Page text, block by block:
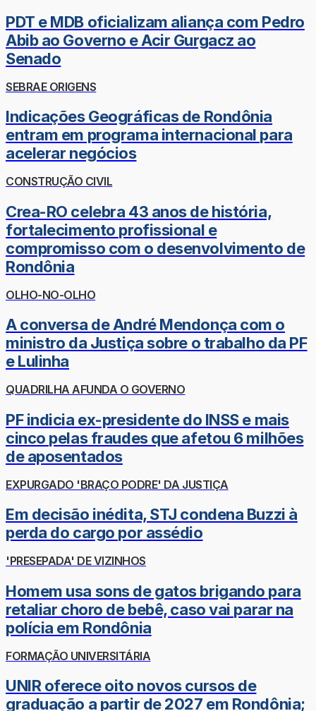
PDT e MDB oficializam aliança com Pedro
Abib ao Governo e Acir Gurgacz ao
Senado
SEBRAE ORIGENS
Indicações Geográficas de Rondônia
entram em programa internacional para
acelerar negócios
CONSTRUÇÃO CIVIL
Crea-RO celebra 43 anos de história,
fortalecimento profissional e
compromisso com o desenvolvimento de
Rondônia
OLHO-NO-OLHO
A conversa de André Mendonça com o
ministro da Justiça sobre o trabalho da PF
e Lulinha
QUADRILHA AFUNDA O GOVERNO
PF indicia ex-presidente do INSS e mais
cinco pelas fraudes que afetou 6 milhões
de aposentados
EXPURGADO 'BRAÇO PODRE' DA JUSTIÇA
Em decisão inédita, STJ condena Buzzi à
perda do cargo por assédio
'PRESEPADA' DE VIZINHOS
Homem usa sons de gatos brigando para
retaliar choro de bebê, caso vai parar na
polícia em Rondônia
FORMAÇÃO UNIVERSITÁRIA
UNIR oferece oito novos cursos de
graduação a partir de 2027 em Rondônia;